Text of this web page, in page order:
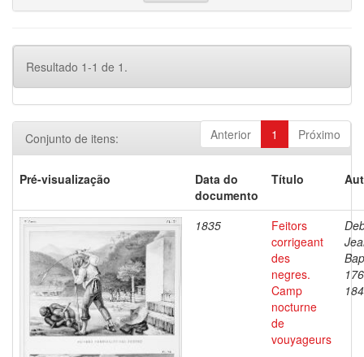
Resultado 1-1 de 1.
Anterior 1 Próximo
Conjunto de itens:
Pré-visualização
Data do
documento
Título
1835
Feitors
corrigeant
des
negres.
Camp
nocturne
de
vouyageurs